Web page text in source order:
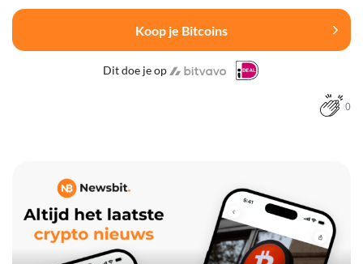
Koop je Bitcoins
Dit doe je op
0